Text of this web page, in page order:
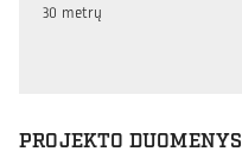
30 metrų
PROJEKTO DUOMENYS